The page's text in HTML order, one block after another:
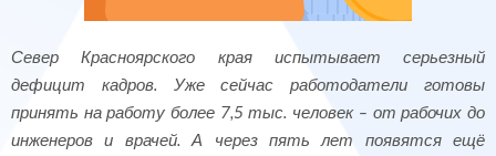
Север Красноярского края испытывает серьезный
дефицит кадров. Уже сейчас работодатели готовы
принять на работу более 7,5 тыс. человек – от рабочих до
инженеров и врачей. А через пять лет появятся ещё